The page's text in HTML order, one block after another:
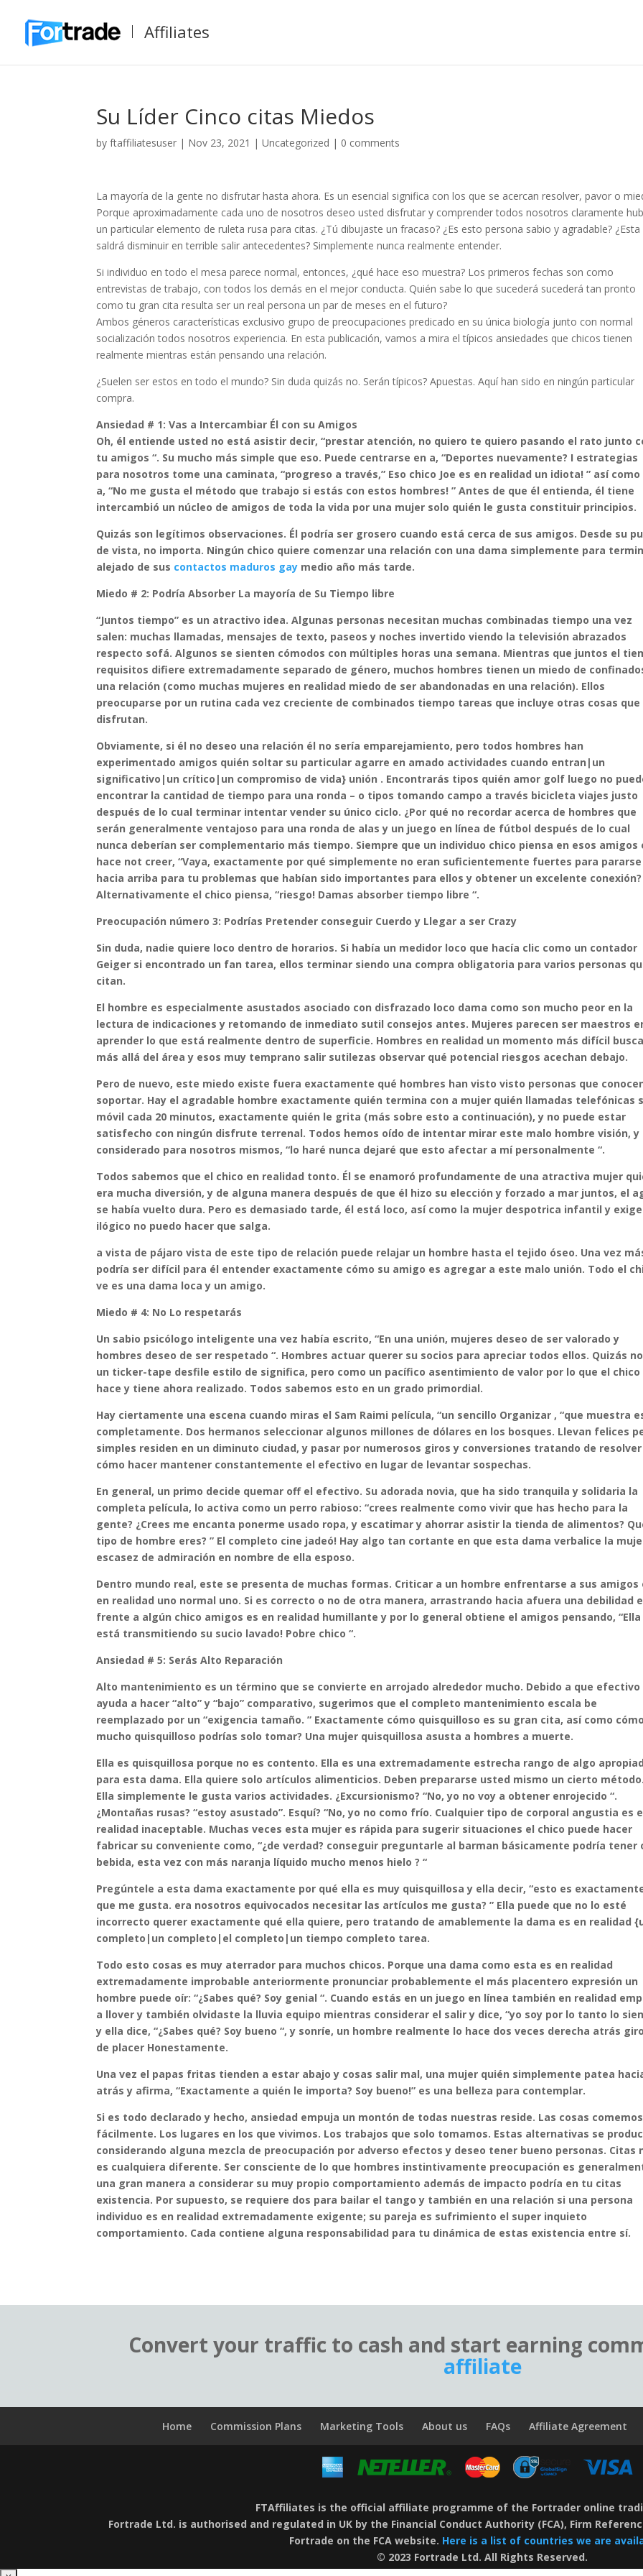
Affiliates
Su Líder Cinco citas Miedos
byftaffiliatesuser | Nov 23, 2021 |Uncategorized | 0 comments
La mayoría de la gente no disfrutar hasta ahora. Es un esencial significa con los que se acercan resolver, pavor o
Porque aproximadamente cada uno de nosotros deseo usted disfrutar y comprender todos nosotros claramente
un particular elemento de ruleta rusa para citas. ¿Tú dibujaste un fracaso? ¿Es esto persona sabio y agradable? ¿Esta
saldrá disminuir en terrible salir antecedentes? Simplemente nunca realmente entender.
Si individuo en todo el mesa parece normal, entonces, ¿qué hace eso muestra? Los primeros fechas son como
entrevistas de trabajo, con todos los demás en el mejor conducta. Quién sabe lo que sucederá sucederá tan pronto
como tu gran cita resulta ser un real persona un par de meses en el futuro?
Ambos géneros características exclusivo grupo de preocupaciones predicado en su única biología junto con normal
socialización todos nosotros experiencia. En esta publicación, vamos a mira el típicos ansiedades que chicos tienen
realmente mientras están pensando una relación.
¿Suelen ser estos en todo el mundo? Sin duda quizás no. Serán típicos? Apuestas. Aquí han sido en ningún particular
compra.
Ansiedad # 1: Vas a Intercambiar Él con su Amigos
Oh, él entiende usted no está asistir decir, “prestar atención, no quiero te quiero pasando el rato junto
tu amigos “. Su mucho más simple que eso. Puede centrarse en a, “Deportes nuevamente? I estrategias
para nosotros tome una caminata, “progreso a través,” Eso chico Joe es en realidad un idiota! ” así como
a, “No me gusta el método que trabajo si estás con estos hombres! ” Antes de que él entienda, él tiene
intercambió un núcleo de amigos de toda la vida por una mujer solo quién le gusta constituir principios.
Quizás son legítimos observaciones. Él podría ser grosero cuando está cerca de sus amigos. Desde su
de vista, no importa. Ningún chico quiere comenzar una relación con una dama simplemente para
alejado de sus contactos maduros gay medio año más tarde.
Miedo # 2: Podría Absorber La mayoría de Su Tiempo libre
“Juntos tiempo” es un atractivo idea. Algunas personas necesitan muchas combinadas tiempo una vez
salen: muchas llamadas, mensajes de texto, paseos y noches invertido viendo la televisión abrazados
respecto sofá. Algunos se sienten cómodos con múltiples horas una semana. Mientras que juntos el
requisitos difiere extremadamente separado de género, muchos hombres tienen un miedo de
una relación (como muchas mujeres en realidad miedo de ser abandonadas en una relación). Ellos
preocuparse por un rutina cada vez creciente de combinados tiempo tareas que incluye otras cosas que
disfrutan.
Obviamente, si él no deseo una relación él no sería emparejamiento, pero todos hombres han
experimentado amigos quién soltar su particular agarre en amado actividades cuando entran|un
significativo|un crítico|un compromiso de vida} ​​unión . Encontrarás tipos quién amor golf luego no
encontrar la cantidad de tiempo para una ronda – o tipos tomando campo a través bicicleta viajes justo
después de lo cual terminar intentar vender su único ciclo. ¿Por qué no recordar acerca de hombres que
serán generalmente ventajoso para una ronda de alas y un juego en línea de fútbol después de lo cual
nunca deberían ser complementario más tiempo. Siempre que un individuo chico piensa en esos amigos
hace not creer, “Vaya, exactamente por qué simplemente no eran suficientemente fuertes para pararse
hacia arriba para tu problemas que habían sido importantes para ellos y obtener un excelente conexión?
Alternativamente el chico piensa, “riesgo! Damas absorber tiempo libre “.
Preocupación número 3: Podrías Pretender conseguir Cuerdo y Llegar a ser Crazy
Sin duda, nadie quiere loco dentro de horarios. Si había un medidor loco que hacía clic como un contador
Geiger si encontrado un fan tarea, ellos terminar siendo una compra obligatoria para varios personas
citan.
El hombre es especialmente asustados asociado con disfrazado loco dama como son mucho peor en la
lectura de indicaciones y retomando de inmediato sutil consejos antes. Mujeres parecen ser maestros
aprender lo que está realmente dentro de superficie. Hombres en realidad un momento más difícil
más allá del área y esos muy temprano salir sutilezas observar qué potencial riesgos acechan debajo.
Pero de nuevo, este miedo existe fuera exactamente qué hombres han visto visto personas que
soportar. Hay el agradable hombre exactamente quién termina con a mujer quién llamadas telefónicas
móvil cada 20 minutos, exactamente quién le grita (más sobre esto a continuación), y no puede estar
satisfecho con ningún disfrute terrenal. Todos hemos oído de intentar mirar este malo hombre visión, y
considerado para nosotros mismos, “lo haré nunca dejaré que esto afectar a mí personalmente “.
Todos sabemos que el chico en realidad tonto. Él se enamoró profundamente de una atractiva mujer
era mucha diversión, y de alguna manera después de que él hizo su elección y forzado a mar juntos, el
se había vuelto dura. Pero es demasiado tarde, él está loco, así como la mujer despotrica infantil y
ilógico no puedo hacer que salga.
a vista de pájaro vista de este tipo de relación puede relajar un hombre hasta el tejido óseo. Una vez
podría ser difícil para él entender exactamente cómo su amigo es agregar a este malo unión. Todo el
ve es una dama loca y un amigo.
Miedo # 4: No Lo respetarás
Un sabio psicólogo inteligente una vez había escrito, “En una unión, mujeres deseo de ser valorado y
hombres deseo de ser respetado “. Hombres actuar querer su socios para apreciar todos ellos. Quizás
un ticker-tape desfile estilo de significa, pero como un pacífico asentimiento de valor por lo que el chico
hace y tiene ahora realizado. Todos sabemos esto en un grado primordial.
Hay ciertamente una escena cuando miras el Sam Raimi película, “un sencillo Organizar , “que muestra
completamente. Dos hermanos seleccionar algunos millones de dólares en los bosques. Llevan felices
simples residen en un diminuto ciudad, y pasar por numerosos giros y conversiones tratando de resolver
cómo hacer mantener constantemente el efectivo en lugar de levantar sospechas.
En general, un primo decide quemar off el efectivo. Su adorada novia, que ha sido tranquila y solidaria la
completa película, lo activa como un perro rabioso: “crees realmente como vivir que has hecho para la
gente? ¿Crees me encanta ponerme usado ropa, y escatimar y ahorrar asistir la tienda de alimentos?
tipo de hombre eres? ” El completo cine jadeó! Hay algo tan cortante en que esta dama verbalice la
escasez de admiración en nombre de ella esposo.
Dentro mundo real, este se presenta de muchas formas. Criticar a un hombre enfrentarse a sus amigos
en realidad uno normal uno. Si es correcto o no de otra manera, arrastrando hacia afuera una debilidad
frente a algún chico amigos es en realidad humillante y por lo general obtiene el amigos pensando, “Ella
está transmitiendo su sucio lavado! Pobre chico “.
Ansiedad # 5: Serás Alto Reparación
Alto mantenimiento es un término que se convierte en arrojado alrededor mucho. Debido a que efectivo
ayuda a hacer “alto” y “bajo” comparativo, sugerimos que el completo mantenimiento escala be
reemplazado por un “exigencia tamaño. ” Exactamente cómo quisquilloso es su gran cita, así como cómo
mucho quisquilloso podrías solo tomar? Una mujer quisquillosa asusta a hombres a muerte.
Ella es quisquillosa porque no es contento. Ella es una extremadamente estrecha rango de algo
para esta dama. Ella quiere solo artículos alimenticios. Deben prepararse usted mismo un cierto método.
Ella simplemente le gusta varios actividades. ¿Excursionismo? “No, yo no voy a obtener enrojecido “.
¿Montañas rusas? “estoy asustado”. Esquí? “No, yo no como frío. Cualquier tipo de corporal angustia es
realidad inaceptable. Muchas veces esta mujer es rápida para sugerir situaciones el chico puede hacer
fabricar su conveniente como, “¿de verdad? conseguir preguntarle al barman básicamente podría tener
bebida, esta vez con más naranja líquido mucho menos hielo ? “
Pregúntele a esta dama exactamente por qué ella es muy quisquillosa y ella decir, “esto es
que me gusta. era nosotros equivocados necesitar las artículos me gusta? ” Ella puede que no lo esté
incorrecto querer exactamente qué ella quiere, pero tratando de amablemente la dama es en realidad
completo|un completo|el completo|un tiempo completo tarea.
Todo esto cosas es muy aterrador para muchos chicos. Porque una dama como esta es en realidad
extremadamente improbable anteriormente pronunciar probablemente el más placentero expresión un
hombre puede oír: “¿Sabes qué? Soy genial “. Cuando estás en un juego en línea también en realidad
a llover y también olvidaste la lluvia equipo mientras considerar el salir y dice, “yo soy por lo tanto lo
y ella dice, “¿Sabes qué? Soy bueno “, y sonríe, un hombre realmente lo hace dos veces derecha atrás
de placer Honestamente.
Una vez el papas fritas tienden a estar abajo y cosas salir mal, una mujer quién simplemente patea
atrás y afirma, “Exactamente a quién le importa? Soy bueno!” es una belleza para contemplar.
Si es todo declarado y hecho, ansiedad empuja un montón de todas nuestras reside. Las cosas comemos
fácilmente. Los lugares en los que vivimos. Los trabajos que solo tomamos. Estas alternativas se
considerando alguna mezcla de preocupación por adverso efectos y deseo tener bueno personas. Citas
es cualquiera diferente. Ser consciente de lo que hombres instintivamente preocupación es
una gran manera a considerar su muy propio comportamiento además de impacto podría en tu citas
existencia. Por supuesto, se requiere dos para bailar el tango y también en una relación si una persona
individuo es en realidad extremadamente exigente; su pareja es sufrimiento el super inquieto
comportamiento. Cada contiene alguna responsabilidad para tu dinámica de estas existencia entre sí.
Convert your traffic to cash and start earning
affiliate
Home Commission Plans Marketing Tools About us FAQs Affiliate Agreement
FTAffiliates is the official affiliate programme of the Fortrader online
Fortrade Ltd. is authorised and regulated in UK by the Financial Conduct Authority (FCA), Firm
Fortrade on the FCA website. Here is a list of countries we are
© 2023 Fortrade Ltd. All Rights Reserved.